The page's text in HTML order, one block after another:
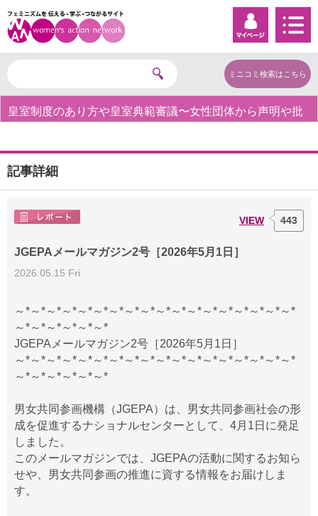
ミニコミ検索はこちら
皇室制度のあり方や皇室典範審議〜女性団体から声明や批
記事詳細
VIEW 443
JGEPAメールマガジン2号［2026年5月1日］
2026.05.15 Fri
～*～*～*～*～*～*～*～*～*～*～*～*～*～*～*～*～*～*
～*～*～*～*～*～*
JGEPAメールマガジン2号［2026年5月1日］
～*～*～*～*～*～*～*～*～*～*～*～*～*～*～*～*～*～*
～*～*～*～*～*～*
男女共同参画機構（JGEPA）は、男女共同参画社会の形
成を促進するナショナルセンターとして、4月1日に発足
しました。
このメールマガジンでは、JGEPAの活動に関するお知ら
せや、男女共同参画の推進に資する情報をお届けしま
す。